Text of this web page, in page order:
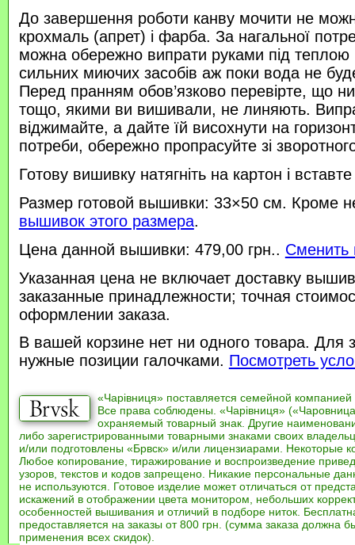
До завершення роботи канву мочити не
крохмаль (апрет) і фарба. За нагальної
можна обережно випрати руками під
сильних миючих засобів аж поки вода не
Перед пранням обов’язково перевірте, що
тощо, якими ви вишивали, не линяють.
віджимайте, а дайте їй висохнути на
потреби, обережно пропрасуйте зі
Готову вишивку натягніть на картон і
Размер готовой вышивки: 33×50 см. Кроме
вышивок этого размера.
Цена данной вышивки: 479,00 грн.. Сменить
Указанная цена не включает доставку
заказанные принадлежности; точная
оформлении заказа.
В вашей корзине нет ни одного товара. Для
нужные позиции галочками. Посмотреть
«Чарівниця» поставляется семейной компанией
Все права соблюдены. «Чарівниця»
охраняемый товарный знак. Другие
либо зарегистрированными товарными знаками своих
и/или подготовлены «Брвск» и/или лицензиарами. Некоторые
Любое копирование, тиражирование и воспроизведение
узоров, текстов и кодов запрещено. Никакие персональные
не используются. Готовое изделие может отличаться от
искажений в отображении цвета монитором, небольших
особенностей вышивания и отличий в подборе ниток.
предоставляется на заказы от 800 грн. (сумма заказа должна
применения всех скидок).